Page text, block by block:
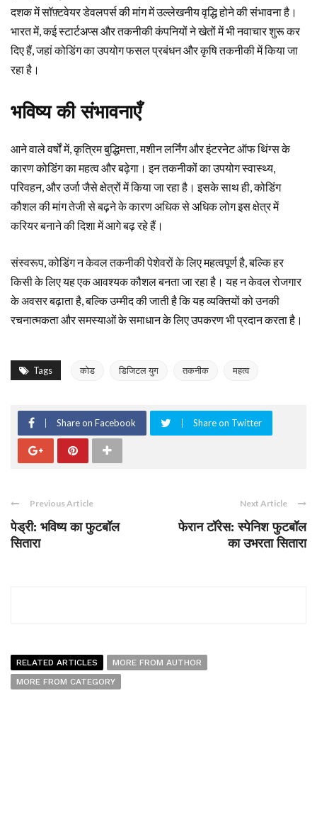
दशक में सॉफ़्टवेयर डेवलपर्स की मांग में उल्लेखनीय वृद्धि होने की संभावना है।
भारत में, कई स्टार्टअप्स और तकनीकी कंपनियों ने खेतों में भी नवाचार शुरू कर
दिए हैं, जहां कोडिंग का उपयोग फसल प्रबंधन और कृषि तकनीकी में किया जा
रहा है।
भविष्य की संभावनाएँ
आने वाले वर्षों में, कृत्रिम बुद्धिमत्ता, मशीन लर्निंग और इंटरनेट ऑफ थिंग्स के
कारण कोडिंग का महत्व और बढ़ेगा। इन तकनीकों का उपयोग स्वास्थ्य,
परिवहन, और उर्जा जैसे क्षेत्रों में किया जा रहा है। इसके साथ ही, कोडिंग
कौशल की मांग तेजी से बढ़ने के कारण अधिक से अधिक लोग इस क्षेत्र में
करियर बनाने की दिशा में आगे बढ़ रहे हैं।
संस्वरूप, कोडिंग न केवल तकनीकी पेशेवरों के लिए महत्वपूर्ण है, बल्कि हर
किसी के लिए यह एक आवश्यक कौशल बनता जा रहा है। यह न केवल रोजगार
के अवसर बढ़ाता है, बल्कि उम्मीद की जाती है कि यह व्यक्तियों को उनकी
रचनात्मकता और समस्याओं के समाधान के लिए उपकरण भी प्रदान करता है।
Tags कोड डिजिटल युग तकनीक महत्व
Share on Facebook Share on Twitter
Previous Article
पेड्री: भविष्य का फुटबॉल
सितारा
Next Article
फेरान टॉरेस: स्पेनिश फुटबॉल
का उभरता सितारा
RELATED ARTICLES
MORE FROM AUTHOR
MORE FROM CATEGORY